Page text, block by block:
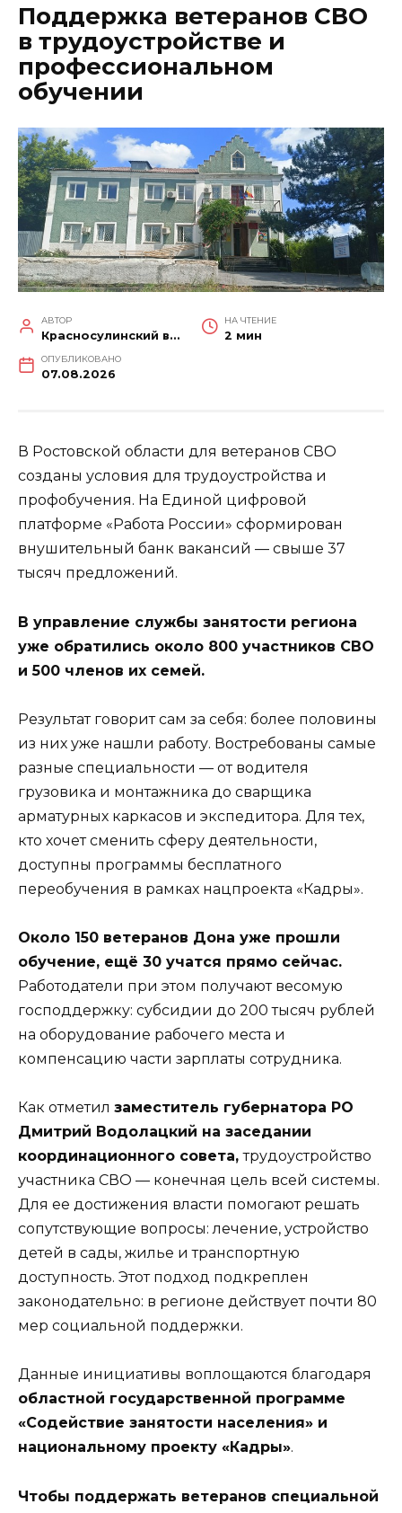
Поддержка ветеранов СВО
в трудоустройстве и
профессиональном
обучении
АВТОР
Красносулинский вестник
НА ЧТЕНИЕ
2 мин
ОПУБЛИКОВАНО
07.08.2026
В Ростовской области для ветеранов СВО
созданы условия для трудоустройства и
профобучения. На Единой цифровой
платформе «Работа России» сформирован
внушительный банк вакансий — свыше 37
тысяч предложений.
В управление службы занятости региона
уже обратились около 800 участников СВО
и 500 членов их семей.
Результат говорит сам за себя: более половины
из них уже нашли работу. Востребованы самые
разные специальности — от водителя
грузовика и монтажника до сварщика
арматурных каркасов и экспедитора. Для тех,
кто хочет сменить сферу деятельности,
доступны программы бесплатного
переобучения в рамках нацпроекта «Кадры».
Около 150 ветеранов Дона уже прошли
обучение, ещё 30 учатся прямо сейчас.
Работодатели при этом получают весомую
господдержку: субсидии до 200 тысяч рублей
на оборудование рабочего места и
компенсацию части зарплаты сотрудника.
Как отметил заместитель губернатора РО
Дмитрий Водолацкий на заседании
координационного совета,трудоустройство
участника СВО — конечная цель всей системы.
Для ее достижения власти помогают решать
сопутствующие вопросы: лечение, устройство
детей в сады, жилье и транспортную
доступность. Этот подход подкреплен
законодательно: в регионе действует почти 80
мер социальной поддержки.
Данные инициативы воплощаются благодаря
областной государственной программе
«Содействие занятости населения» и
национальному проекту «Кадры».
Чтобы поддержать ветеранов специальной